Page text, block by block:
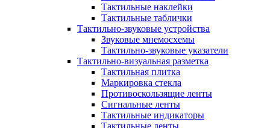
Тактильные наклейки
Тактильные таблички
Тактильно-звуковые устройства
Звуковые мнемосхемы
Тактильно-звуковые указатели
Тактильно-визуальная разметка
Тактильная плитка
Маркировка стекла
Противоскользящие ленты
Сигнальные ленты
Тактильные индикаторы